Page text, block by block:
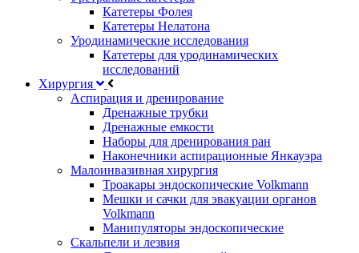
Катетеры Фолея
Катетеры Нелатона
Уродинамические исследования
Катетеры для уродинамических
исследований
Хирургия
Аспирация и дренирование
Дренажные трубки
Дренажные емкости
Наборы для дренирования ран
Наконечники аспирационные Янкауэра
Малоинвазивная хирургия
Троакары эндоскопические Volkmann
Мешки и сачки для эвакуации органов
Volkmann
Манипуляторы эндоскопические
Скальпели и лезвия